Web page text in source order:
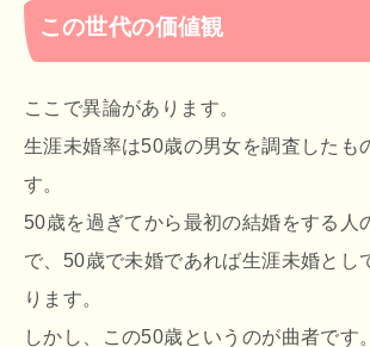
この世代の価値観
ここで異論があります。
生涯未婚率は50歳の男女を調査したも
す。
50歳を過ぎてから最初の結婚をする人
で、50歳で未婚であれば生涯未婚とし
ります。
しかし、この50歳というのが曲者です。